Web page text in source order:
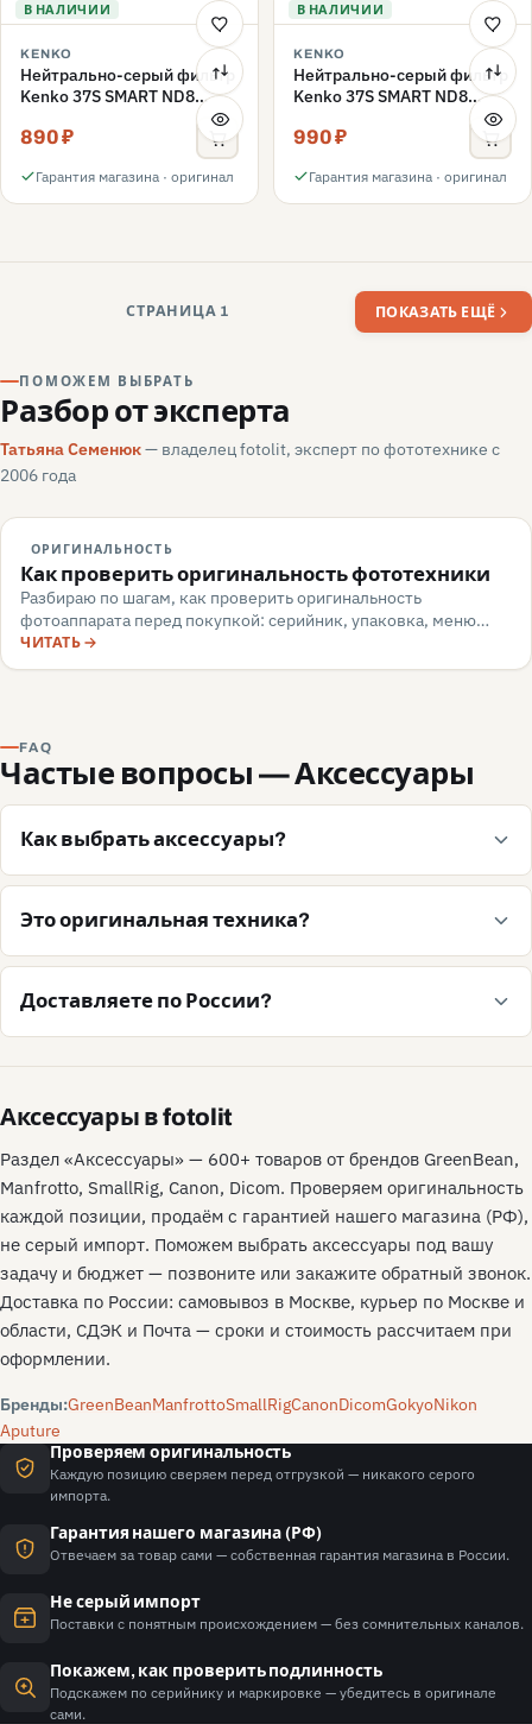
В НАЛИЧИИ
KENKO
Нейтрально-серый фильтр
Kenko 37S SMART ND8
890 ₽
Гарантия магазина · оригинал
В НАЛИЧИИ
KENKO
Нейтрально-серый фильтр
Kenko 37S SMART ND8
990 ₽
Гарантия магазина · оригинал
СТРАНИЦА 1 ПОКАЗАТЬ ЕЩЁ
ПОМОЖЕМ ВЫБРАТЬ
Разбор от эксперта
Татьяна Семенюк— владелец fotolit, эксперт по фототехнике с
2006 года
ОРИГИНАЛЬНОСТЬ
Как проверить оригинальность фототехники
Разбираю по шагам, как проверить оригинальность
фотоаппарата перед покупкой: серийник, упаковка, меню
камеры, маркировка, документы — и какие красные флаги
говорят о подделке или сером импорте.
ЧИТАТЬ
FAQ
Частые вопросы — Аксессуары
Как выбрать аксессуары?
Это оригинальная техника?
Доставляете по России?
Аксессуары в fotolit
Раздел «Аксессуары» — 600+ товаров от брендов GreenBean,
Manfrotto, SmallRig, Canon, Dicom. Проверяем оригинальность
каждой позиции, продаём с гарантией нашего магазина (РФ),
не серый импорт. Поможем выбрать аксессуары под вашу
задачу и бюджет — позвоните или закажите обратный звонок.
Доставка по России: самовывоз в Москве, курьер по Москве и
области, СДЭК и Почта — сроки и стоимость рассчитаем при
оформлении.
Бренды:GreenBeanManfrottoSmallRigCanonDicomGokyoNikon
Aputure
Проверяем оригинальность
Каждую позицию сверяем перед отгрузкой — никакого серого
импорта.
Гарантия нашего магазина (РФ)
Отвечаем за товар сами — собственная гарантия магазина в России.
Не серый импорт
Поставки с понятным происхождением — без сомнительных каналов.
Покажем, как проверить подлинность
Подскажем по серийнику и маркировке — убедитесь в оригинале
сами.